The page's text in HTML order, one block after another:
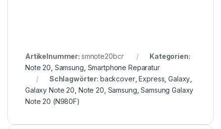
Artikelnummer: smnote20bcr
Kategorien:
Note 20 Samsung Smartphone Reparatur
Schlagwörter: backcover,Express ,Galaxy
Galaxy Note 20 Note 20 Samsung ,Samsung Galaxy
Note 20 (N980F)